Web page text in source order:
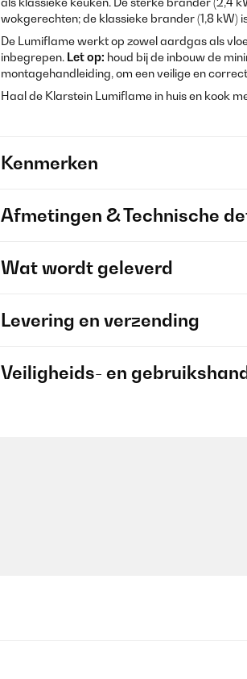
wokgerechten; de klassieke brander (1,8 kW)
De Lumiflame werkt op zowel aardgas als
inbegrepen. Let op: houd bij de inbouw de
montagehandleiding, om een veilige en
Haal de Klarstein Lumiflame in huis en kook
Kenmerken
Afmetingen & Technische
Wat wordt geleverd
Levering en verzending
Veiligheids- en